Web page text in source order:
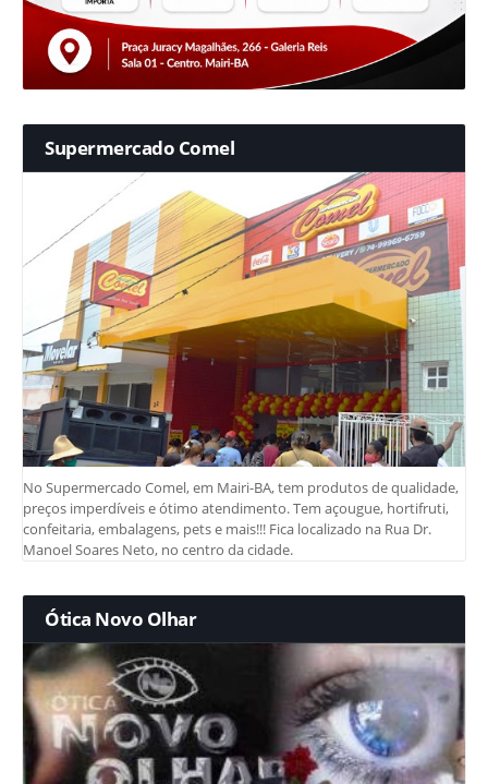
Supermercado Comel
No Supermercado Comel, em Mairi-BA, tem produtos de qualidade,
preços imperdíveis e ótimo atendimento. Tem açougue, hortifruti,
confeitaria, embalagens, pets e mais!!! Fica localizado na Rua Dr.
Manoel Soares Neto, no centro da cidade.
Ótica Novo Olhar